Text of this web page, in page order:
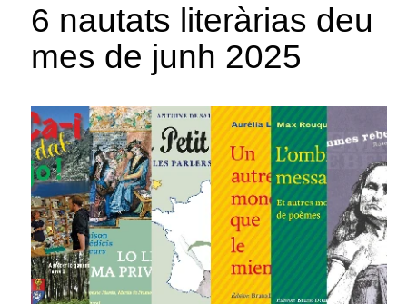
6 nautats literàrias deu
mes de junh 2025